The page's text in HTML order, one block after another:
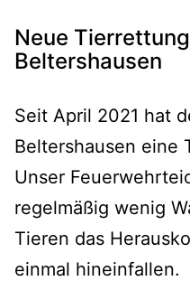
Neue
Beltershausen
Seit April 2021 hat
Beltershausen eine
Unser
regelmäßig wenig
Tieren das
einmal hineinfallen.